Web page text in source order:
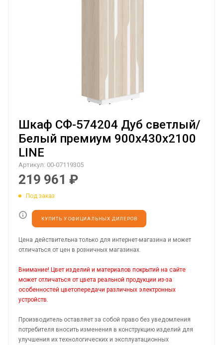
Шкаф СФ-574204 Дуб светлый/
Белый премиум 900х430х2100
LINE
Артикул: 00-07119305
219 961 ₽
Под заказ
КУПИТЬ У ОФИЦИАЛЬНЫХ ДИЛЕРОВ
Цена действительна только для интернет-магазина и может
отличаться от цен в розничных магазинах.
Внимание! Цвет изделий и материалов покрытий на сайте
может отличаться от цвета реальной продукции из-за
особенностей цветопередачи различных электронных
устройств.
Производитель оставляет за собой право без уведомления
потребителя вносить изменения в конструкцию изделий для
улучшения их технологических и эксплуатационных